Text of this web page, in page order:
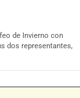
de Invierno con
dos representantes,